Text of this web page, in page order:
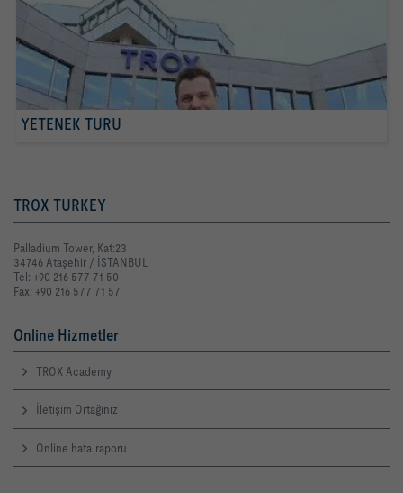
YETENEK TURU
TROX TURKEY
Palladium Tower, Kat:23
34746 Ataşehir / İSTANBUL
Tel: +90 216 577 71 50
Fax: +90 216 577 71 57
Online Hizmetler
TROX Academy
İletişim Ortağınız
Online hata raporu